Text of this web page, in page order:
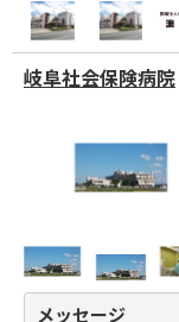
岐阜社会保険病院
メッセージ